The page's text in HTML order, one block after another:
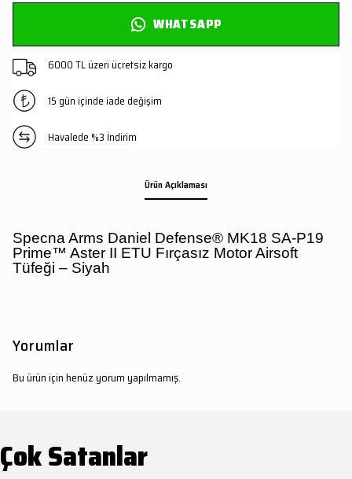
WHATSAPP
6000 TL üzeri ücretsiz kargo
15 gün içinde iade değişim
Havalede %3 İndirim
Ürün Açıklaması
Specna Arms Daniel Defense® MK18 SA-P19
Prime™ Aster II ETU Fırçasız Motor Airsoft
Tüfeği – Siyah
Yorumlar
Bu ürün için henüz yorum yapılmamış.
Çok Satanlar